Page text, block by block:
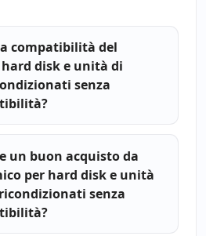
compatibilità del
disk e unità di
senza
un buon acquisto da
per hard disk e unità
senza